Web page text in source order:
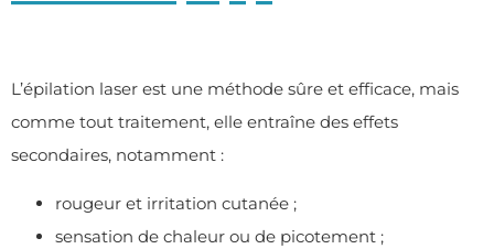
L’épilation laser est une méthode sûre et efficace, mais
comme tout traitement, elle entraîne des effets
secondaires, notamment :
rougeur et irritation cutanée ;
sensation de chaleur ou de picotement ;